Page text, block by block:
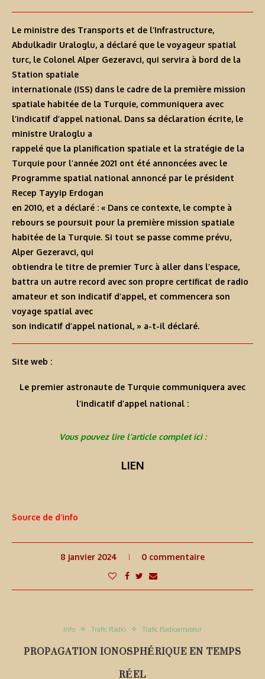
Le ministre des Transports et de l’Infrastructure,
Abdulkadir Uraloglu, a déclaré que le voyageur spatial
turc, le Colonel Alper Gezeravci, qui servira à bord de la
Station spatiale
internationale (ISS) dans le cadre de la première mission
spatiale habitée de la Turquie, communiquera avec
l’indicatif d’appel national. Dans sa déclaration écrite, le
ministre Uraloglu a
rappelé que la planification spatiale et la stratégie de la
Turquie pour l’année 2021 ont été annoncées avec le
Programme spatial national annoncé par le président
Recep Tayyip Erdogan
en 2010, et a déclaré : « Dans ce contexte, le compte à
rebours se poursuit pour la première mission spatiale
habitée de la Turquie. Si tout se passe comme prévu,
Alper Gezeravci, qui
obtiendra le titre de premier Turc à aller dans l’espace,
battra un autre record avec son propre certificat de radio
amateur et son indicatif d’appel, et commencera son
voyage spatial avec
son indicatif d’appel national, » a-t-il déclaré.
Site web :
Le premier astronaute de Turquie communiquera avec
l’indicatif d’appel national :
Vous pouvez lire l’article complet ici :
LIEN
Source de d’info
8 janvier 2024 0 commentaire
Info Trafic Radio Trafic Radioamateur
PROPAGATION IONOSPHÉRIQUE EN TEMPS